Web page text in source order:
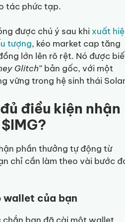
tác phức tạp.
được chú ý sau khi xuất
tượng, kéo market cap tăng
lớn lên rõ rệt. Nó được
Glitch” bản gốc, với một
vững trong hệ sinh thái
điều kiện nhận
phần thưởng tự động từ
chỉ cần làm theo vài bước
wallet của bạn